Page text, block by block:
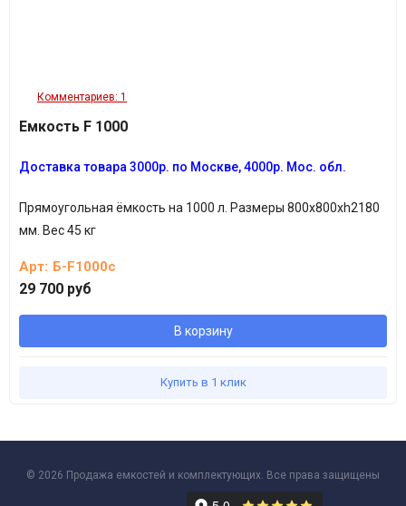
Комментариев: 1
Емкость F 1000
Доставка товара 3000р. по Москве, 4000р. Мос. обл.
Прямоугольная ёмкость на 1000 л. Размеры 800х800хh2180
мм. Вес 45 кг
Арт: Б-F1000с
29 700 руб
В корзину
Купить в 1 клик
© 2026 Продажа емкостей и комплектующих. Все права защищены